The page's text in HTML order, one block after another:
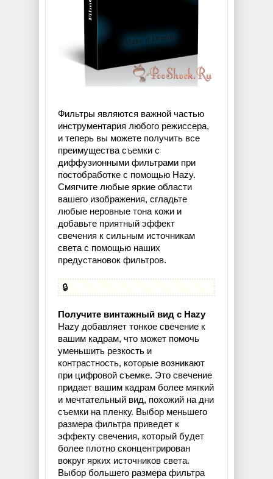
Фильтры являются важной частью
инструментария любого режиссера,
и теперь вы можете получить все
преимущества съемки с
диффузионными фильтрами при
постобработке с помощью Hazy.
Смягчите любые яркие области
вашего изображения, сгладьте
любые неровные тона кожи и
добавьте приятный эффект
свечения к сильным источникам
света с помощью наших
предустановок фильтров.
🔒
Получите винтажный вид с Hazy
Hazy добавляет тонкое свечение к
вашим кадрам, что может помочь
уменьшить резкость и
контрастность, которые возникают
при цифровой съемке. Это свечение
придает вашим кадрам более мягкий
и мечтательный вид, похожий на дни
съемки на пленку. Выбор меньшего
размера фильтра приведет к
эффекту свечения, который будет
более плотно сконцентрирован
вокруг ярких источников света.
Выбор большего размера фильтра